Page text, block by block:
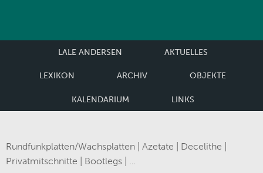
LALE ANDERSEN AKTUELLES
LEXIKON ARCHIV OBJEKTE
KALENDARIUM LINKS
Rundfunkplatten/Wachsplatten | Azetate | Decelithe |
Privatmitschnitte | Bootlegs | …